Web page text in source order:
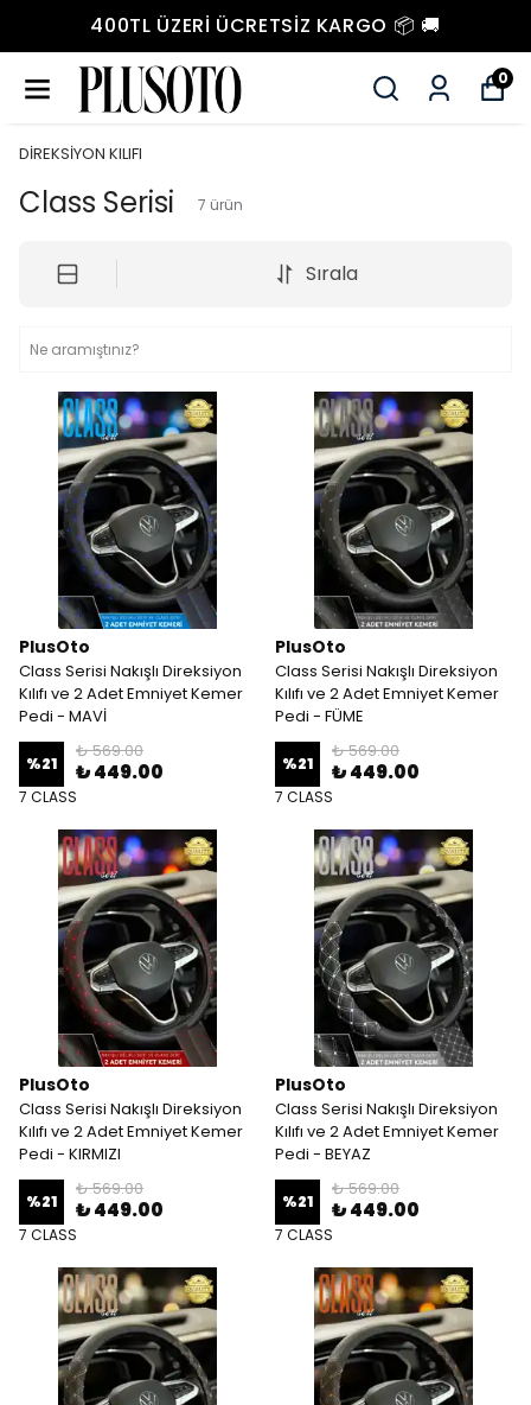
400TL ÜZERI ÜCRETSIZ KARGO 📦 🚚
0
DİREKSİYON KILIFI
Class Serisi 7 ürün
Sırala
PlusOto
Class Serisi Nakışlı Direksiyon
Kılıfı ve 2 Adet Emniyet Kemer
Pedi - MAVİ
%21
₺ 569.00
₺ 449.00
7 CLASS
PlusOto
Class Serisi Nakışlı Direksiyon
Kılıfı ve 2 Adet Emniyet Kemer
Pedi - FÜME
%21
₺ 569.00
₺ 449.00
7 CLASS
PlusOto
Class Serisi Nakışlı Direksiyon
Kılıfı ve 2 Adet Emniyet Kemer
Pedi - KIRMIZI
%21
₺ 569.00
₺ 449.00
7 CLASS
PlusOto
Class Serisi Nakışlı Direksiyon
Kılıfı ve 2 Adet Emniyet Kemer
Pedi - BEYAZ
%21
₺ 569.00
₺ 449.00
7 CLASS